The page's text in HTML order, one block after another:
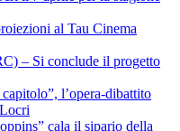
al Tau Cinema
– Si conclude il progetto
l’opera-dibattito
cala il sipario della